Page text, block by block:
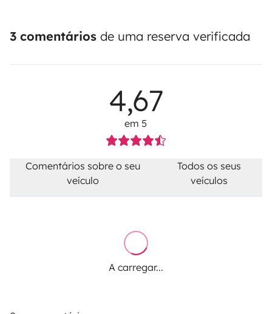
3 comentários de uma reserva verificada
4,67
em 5
Comentários sobre o seu
veículo
Todos os seus
veículos
A carregar...